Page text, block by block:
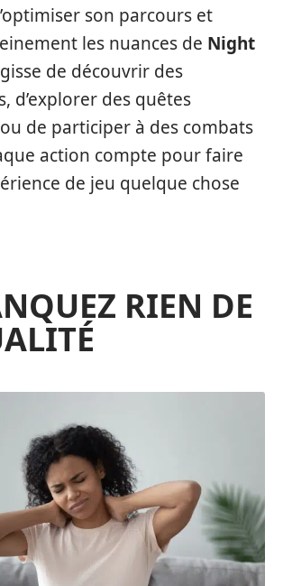
son parcours et
les nuances de Night
de découvrir des
d’explorer des quêtes
de participer à des combats
action compte pour faire
de jeu quelque chose
RIEN DE